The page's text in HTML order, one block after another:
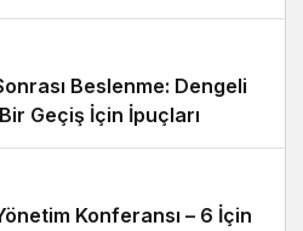
Beslenme: Dengeli
Bir Geçiş İçin İpuçları
Konferansı – 6 İçin